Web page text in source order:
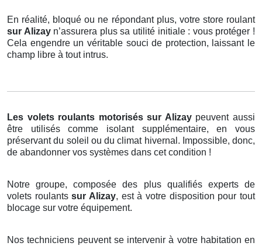
En réalité, bloqué ou ne répondant plus, votre store roulant
sur Alizay n’assurera plus sa utilité initiale : vous protéger !
Cela engendre un véritable souci de protection, laissant le
champ libre à tout intrus.
Les volets roulants motorisés sur Alizay peuvent aussi
être utilisés comme isolant supplémentaire, en vous
préservant du soleil ou du climat hivernal. Impossible, donc,
de abandonner vos systèmes dans cet condition !
Notre groupe, composée des plus qualifiés experts de
volets roulantssur Alizay, est à votre disposition pour tout
blocage sur votre équipement.
Nos techniciens peuvent se intervenir à votre habitation en